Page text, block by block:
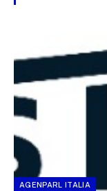
AGENPARL ITALIA